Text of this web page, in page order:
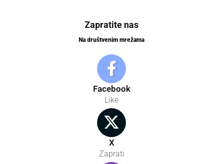
Zapratite nas
Na društvenim mrežama
Facebook
Like
X
Zaprati